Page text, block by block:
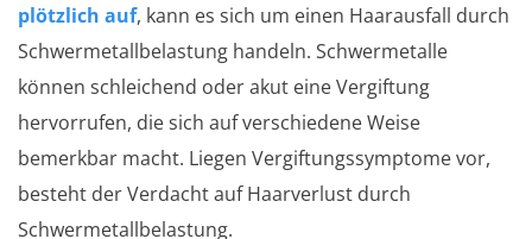
plötzlich auf, kann es sich um einen Haarausfall durch
Schwermetallbelastung handeln. Schwermetalle
können schleichend oder akut eine Vergiftung
hervorrufen, die sich auf verschiedene Weise
bemerkbar macht. Liegen Vergiftungssymptome vor,
besteht der Verdacht auf Haarverlust durch
Schwermetallbelastung.